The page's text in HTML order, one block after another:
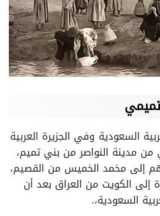
السعودية وفي الجزيرة العربية
من مدينة النواصر من بني تميم،
إلى مخمد الخميس من القصيم،
الكويت من العراق بعد أن
السعودية،.